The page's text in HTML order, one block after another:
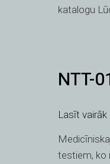
katalogu
NTT-
01
adatu
pretestības
testeris
Lasīt vairāk
testiem, ko